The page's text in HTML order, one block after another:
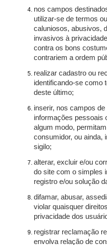
nos campos
utilizar-se de termos
caluniosos, abusivos,
invasivos à
contra os bons
contrariem a ordem
realizar cadastro ou
identificando-se como
deste último;
inserir, nos campos
informações pessoais
algum modo,
consumidor, ou ainda,
sigilo;
alterar, excluir e/ou
do site com o simples
registro e/ou solução
difamar, abusar,
violar quaisquer
privacidade dos
registrar reclamação
envolva relação de